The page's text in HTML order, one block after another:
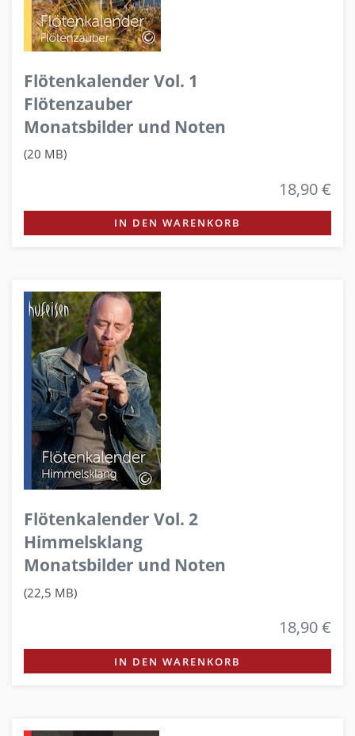
Flötenkalender Vol. 1
Flötenzauber
Monatsbilder und Noten
(20 MB)
18,90 €
IN DEN WARENKORB
Flötenkalender Vol. 2
Himmelsklang
Monatsbilder und Noten
(22,5 MB)
18,90 €
IN DEN WARENKORB